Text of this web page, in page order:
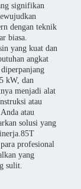
signifikan
dengan teknik
biasa.
yang kuat dan
angkat
kW, dan
menjadi alat
atau
atau
solusi yang
profesional
yang
sulit.